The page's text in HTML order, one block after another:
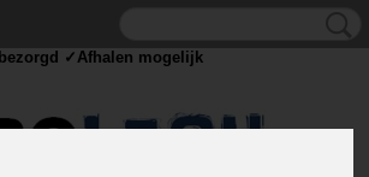
bezorgd ✓Afhalen mogelijk